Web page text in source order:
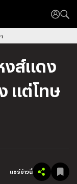
งส์แดง
แต่โทษ
แชร์ข่าวนี้